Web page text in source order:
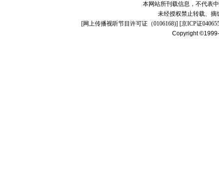
本网站所刊载信息，不代表
未经授权禁止转载、摘
[网上传播视听节目许可证（0106168)] [京ICP证
Copyright